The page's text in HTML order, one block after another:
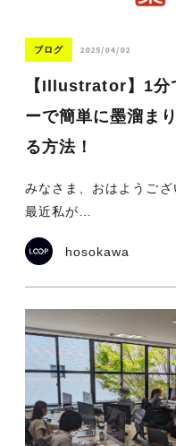
ブログ 2025/04/02
【Illustrator】1分
ーで簡単に墨溜ま
る方法！
みなさま、おはようござ
最近私が…
hosokawa